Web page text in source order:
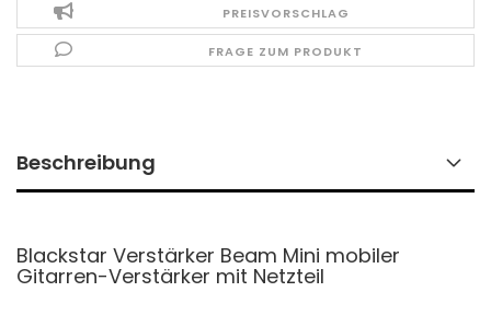
PREISVORSCHLAG
FRAGE ZUM PRODUKT
Beschreibung
Blackstar Verstärker Beam Mini mobiler
Gitarren-Verstärker mit Netzteil